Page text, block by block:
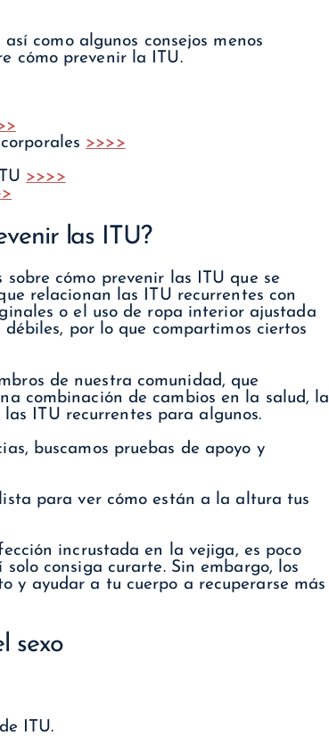
como algunos consejos menos
cómo prevenir la ITU.
>>>>
>>>>
las ITU?
cómo prevenir las ITU que se
relacionan las ITU recurrentes con
o el uso de ropa interior ajustada
por lo que compartimos ciertos
de nuestra comunidad, que
combinación de cambios en la salud, la
ITU recurrentes para algunos.
buscamos pruebas de apoyo y
para ver cómo están a la altura tus
incrustada en la vejiga, es poco
consiga curarte. Sin embargo, los
y ayudar a tu cuerpo a recuperarse más
sexo
ITU.